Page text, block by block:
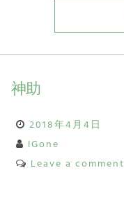
神助
2018年4月4日
IGone
Leave a comment